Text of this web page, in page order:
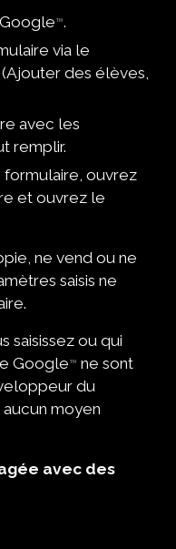
™.
via le
des élèves,
avec les
remplir.
formulaire, ouvrez
et ouvrez le
ne vend ou ne
saisis ne
saisissez ou qui
Google™ ne sont
du
moyen
avec des